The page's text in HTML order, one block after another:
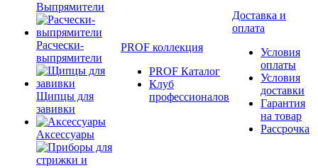
Выпрямители
Расчески-
выпрямители
Щипцы для
завивки
Аксессуары
PROF коллекция
PROF Каталог
Клуб
профессионалов
Доставка и
оплата
Условия
оплаты
Условия
доставки
Гарантия
на товар
Рассрочка